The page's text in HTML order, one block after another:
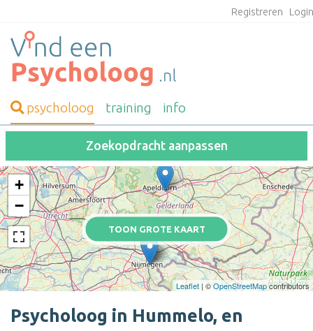
Registreren
psycholoog training info
Zoekopdracht aanpassen
TOON GROTE KAART
+
−
Leaflet| ©OpenStreetMapcontributors
Psycholoog in Hummelo, en